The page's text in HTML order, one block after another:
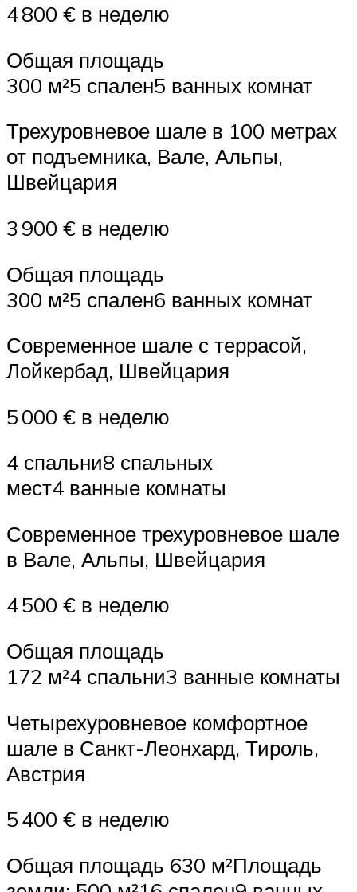
4 800 € в неделю
Общая площадь
300 м²5 спален5 ванных комнат
Трехуровневое шале в 100 метрах
от подъемника, Вале, Альпы,
Швейцария
3 900 € в неделю
Общая площадь
300 м²5 спален6 ванных комнат
Современное шале с террасой,
Лойкербад, Швейцария
5 000 € в неделю
4 спальни8 спальных
мест4 ванные комнаты
Современное трехуровневое шале
в Вале, Альпы, Швейцария
4 500 € в неделю
Общая площадь
172 м²4 спальни3 ванные комнаты
Четырехуровневое комфортное
шале в Санкт-Леонхард, Тироль,
Австрия
5 400 € в неделю
Общая площадь 630 м²Площадь